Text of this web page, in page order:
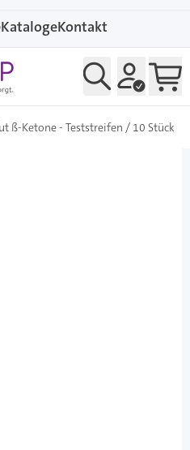
KatalogeKontakt
ß-Ketone - Teststreifen / 10 Stück